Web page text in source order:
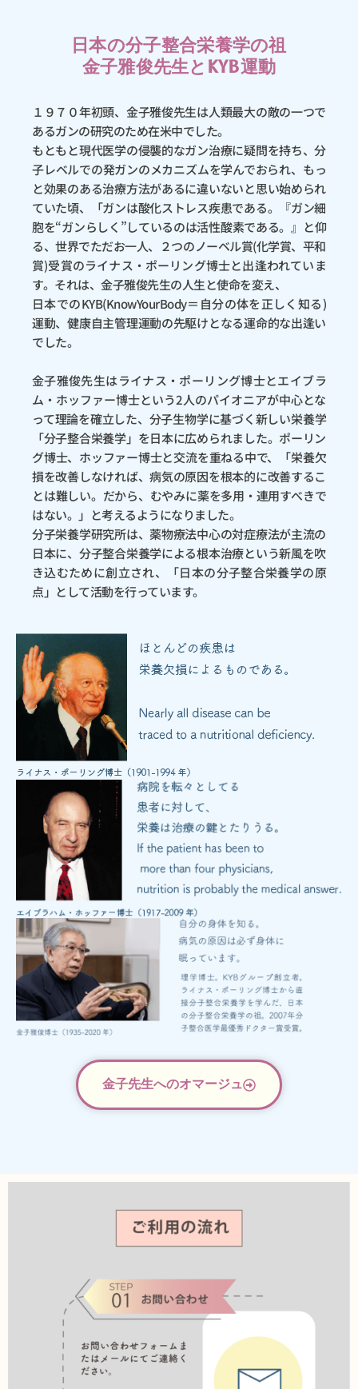
日本の分子整合栄養学の祖
金子雅俊先生とKYB運動
１９７０年初頭、金子雅俊先生は人類最大の敵の一つで
あるガンの研究のため在米中でした。
もともと現代医学の侵襲的なガン治療に疑問を持ち、分
子レベルでの発ガンのメカニズムを学んでおられ、もっ
と効果のある治療方法があるに違いないと思い始められ
ていた頃、「ガンは酸化ストレス疾患である。『ガン細
胞を“ガンらしく”しているのは活性酸素である。』と仰
る、世界でただお一人、２つのノーベル賞(化学賞、平和
賞)受賞のライナス・ポーリング博士と出逢われていま
す。それは、金子雅俊先生の人生と使命を変え、
日本でのKYB(KnowYourBody＝自分の体を正しく知る)
運動、健康自主管理運動の先駆けとなる運命的な出逢い
でした。
金子雅俊先生はライナス・ポーリング博士とエイブラ
ム・ホッファー博士という2人のパイオニアが中心とな
って理論を確立した、分子生物学に基づく新しい栄養学
「分子整合栄養学」を日本に広められました。ポーリン
グ博士、ホッファー博士と交流を重ねる中で、「栄養欠
損を改善しなければ、病気の原因を根本的に改善するこ
とは難しい。だから、むやみに薬を多用・連用すべきで
はない。」と考えるようになりました。
分子栄養学研究所は、薬物療法中心の対症療法が主流の
日本に、分子整合栄養学による根本治療という新風を吹
き込むために創立され、「日本の分子整合栄養学の原
点」として活動を行っています。
金子先生へのオマージュ